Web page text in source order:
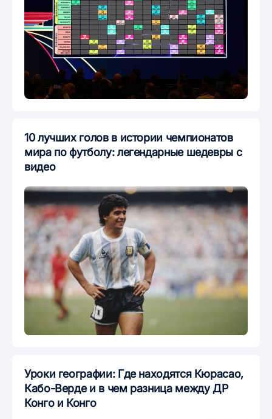
10 лучших голов в истории чемпионатов
мира по футболу: легендарные шедевры с
видео
Уроки географии: Где находятся Кюрасао,
Кабо-Верде и в чем разница между ДР
Конго и Конго